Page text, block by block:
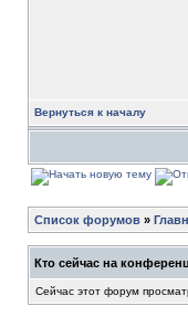
Вернуться к началу
Список форумов »
Кто сейчас на
Сейчас этот форум